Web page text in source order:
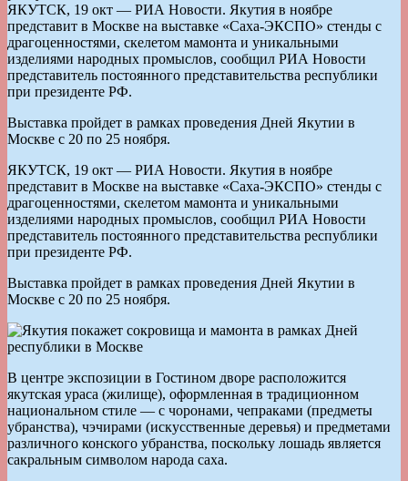
ЯКУТСК, 19 окт — РИА Новости. Якутия в ноябре
представит в Москве на выставке «Саха-ЭКСПО» стенды с
драгоценностями, скелетом мамонта и уникальными
изделиями народных промыслов, сообщил РИА Новости
представитель постоянного представительства республики
при президенте РФ.
Выставка пройдет в рамках проведения Дней Якутии в
Москве с 20 по 25 ноября.
ЯКУТСК, 19 окт — РИА Новости. Якутия в ноябре
представит в Москве на выставке «Саха-ЭКСПО» стенды с
драгоценностями, скелетом мамонта и уникальными
изделиями народных промыслов, сообщил РИА Новости
представитель постоянного представительства республики
при президенте РФ.
Выставка пройдет в рамках проведения Дней Якутии в
Москве с 20 по 25 ноября.
В центре экспозиции в Гостином дворе расположится
якутская ураса (жилище), оформленная в традиционном
национальном стиле — с чоронами, чепраками (предметы
убранства), чэчирами (искусственные деревья) и предметами
различного конского убранства, поскольку лошадь является
сакральным символом народа саха.